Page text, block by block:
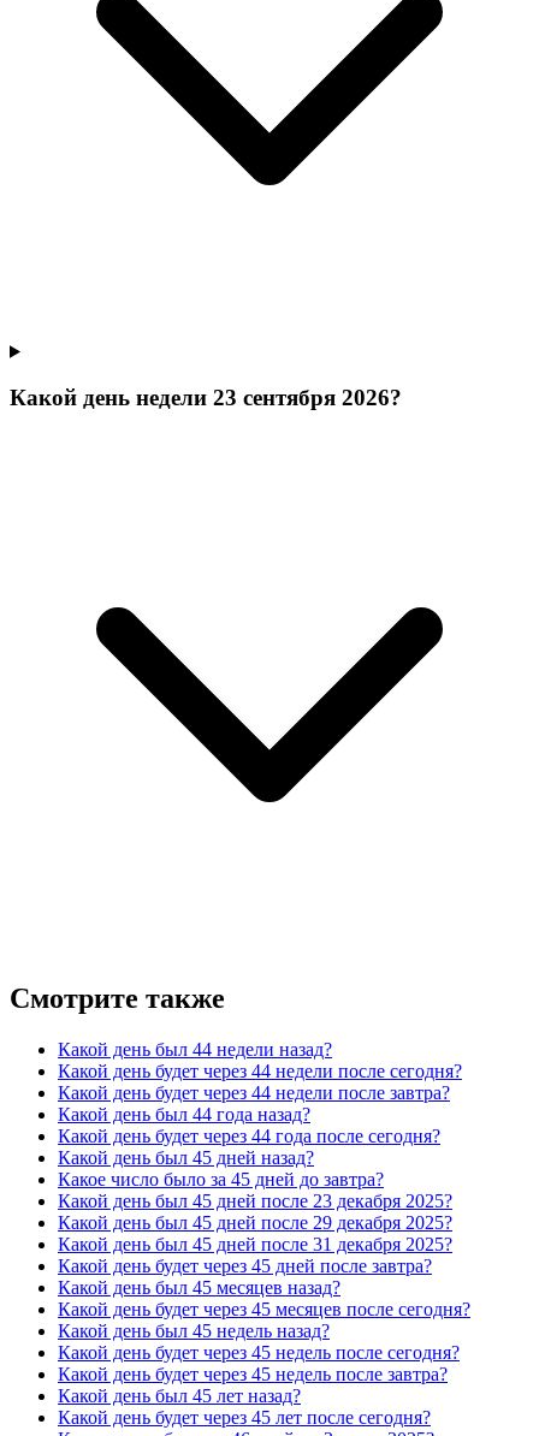
Какой день недели 23 сентября 2026?
Смотрите также
Какой день был 44 недели назад?
Какой день будет через 44 недели после сегодня?
Какой день будет через 44 недели после завтра?
Какой день был 44 года назад?
Какой день будет через 44 года после сегодня?
Какой день был 45 дней назад?
Какое число было за 45 дней до завтра?
Какой день был 45 дней после 23 декабря 2025?
Какой день был 45 дней после 29 декабря 2025?
Какой день был 45 дней после 31 декабря 2025?
Какой день будет через 45 дней после завтра?
Какой день был 45 месяцев назад?
Какой день будет через 45 месяцев после сегодня?
Какой день был 45 недель назад?
Какой день будет через 45 недель после сегодня?
Какой день будет через 45 недель после завтра?
Какой день был 45 лет назад?
Какой день будет через 45 лет после сегодня?